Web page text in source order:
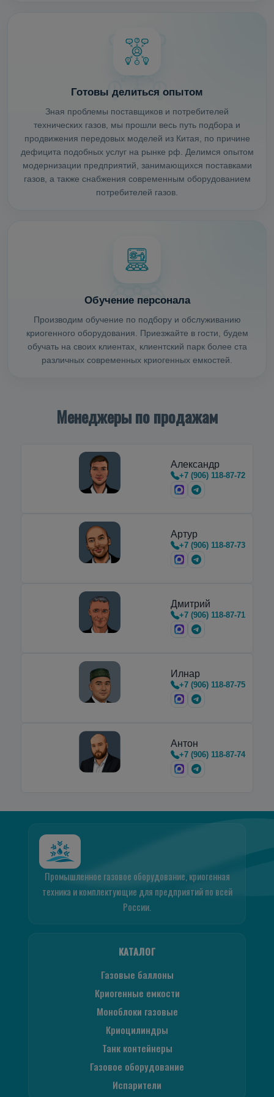
Готовы делиться опытом
Зная проблемы поставщиков и потребителей
технических газов, мы прошли весь путь подбора и
продвижения передовых моделей из Китая, по причине
дефицита подобных услуг на рынке рф. Делимся опытом
модернизации предприятий, занимающихся поставками
газов, а также снабжения современным оборудованием
потребителей газов.
Обучение персонала
Производим обучение по подбору и обслуживанию
криогенного оборудования. Приезжайте в гости, будем
обучать на своих клиентах, клиентский парк более ста
различных современных криогенных емкостей.
Менеджеры по продажам
Александр
+7 (906) 118-87-72
Артур
+7 (906) 118-87-73
Дмитрий
+7 (906) 118-87-71
Илнар
+7 (906) 118-87-75
Антон
+7 (906) 118-87-74
Промышленное газовое оборудование, криогенная
техника и комплектующие для предприятий по всей
России.
КАТАЛОГ
Газовые баллоны
Криогенные емкости
Моноблоки газовые
Криоцилиндры
Танк контейнеры
Газовое оборудование
Испарители